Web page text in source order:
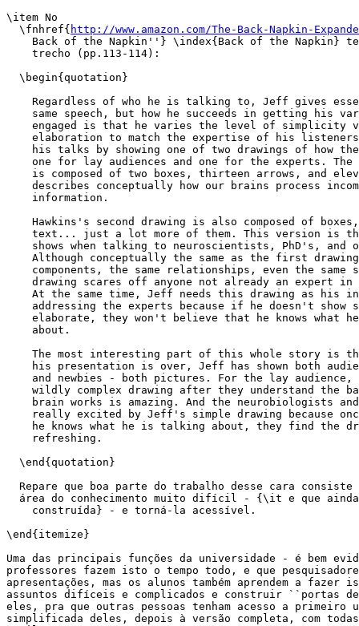
\item No
  \fnhref{
http://www.amazon.com/The-Back-Napkin-
Back of the Napkin''} \index{Back of the Napkin}
    trecho (pp.113-114):
  \begin{quotation}
Regardless of who he is talking to, Jeff gives
same speech, but how he succeeds in getting his
engaged is that he varies the level of simplicity
elaboration to match the expertise of his
his talks by showing one of two drawings of how
one for lay audiences and one for the experts. The
is composed of two boxes, thirteen arrows, and
describes conceptually how our brains process
    information.
Hawkins's second drawing is also composed of
text... just a lot more of them. This version is
shows when talking to neuroscientists, PhD's, and
Although conceptually the same as the first
components, the same relationships, even the same
drawing scares off anyone not already an expert in
At the same time, Jeff needs this drawing as his
addressing the experts because if he doesn't show
elaborate, they won't believe that he knows what
    about.
The most interesting part of this whole story is
his presentation is over, Jeff has shown both
and newbies - both pictures. For the lay audience,
wildly complex drawing after they understand the
brain works is amazing. And the neurobiologists
really excited by Jeff's simple drawing because
he knows what he is talking about, they find the
    refreshing.
  \end{quotation}
Repare que boa parte do trabalho desse cara consiste
área do conhecimento muito difícil - {\it e que
    construída} - e torná-la acessível.
\end{itemize}
Uma das principais funções da universidade - é bem
professores fazem isto o tempo todo, e que
apresentações, mas os alunos também aprendem a fazer
assuntos difíceis e complicados e construir ``portas
eles, pra que outras pessoas tenham acesso a primeiro
simplificada deles, depois à versão completa, com